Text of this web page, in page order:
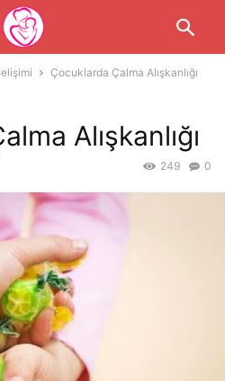
Çocuklarda Çalma Alışkanlığı
Alışkanlığı
0
249